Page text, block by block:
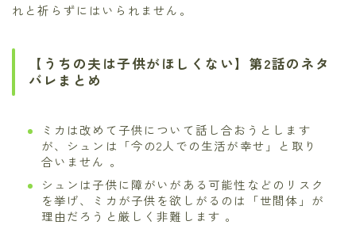
れと祈らずにはいられません。
【うちの夫は子供がほしくない】第2話のネタ
バレまとめ
ミカは改めて子供について話し合おうとします
が、シュンは「今の2人での生活が幸せ」と取り
合いません 。
シュンは子供に障がいがある可能性などのリスク
を挙げ、ミカが子供を欲しがるのは「世間体」が
理由だろうと厳しく非難します 。